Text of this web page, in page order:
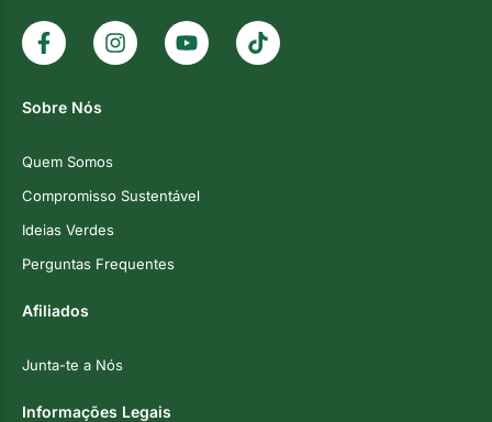
Sobre Nós
Quem Somos
Compromisso Sustentável
Ideias Verdes
Perguntas Frequentes
Afiliados
Junta-te a Nós
Informações Legais